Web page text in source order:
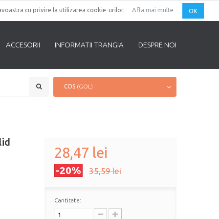
AUTENTIFICARE
CONTUL TAU
COS (GOL)
ACCESORII INFORMATII TRANGIA DESPRE NOI
28,47 lei
-20% 35,59 lei
Cantitate:
cu privire la utilizarea cookie-urilor. Afla mai multe OK